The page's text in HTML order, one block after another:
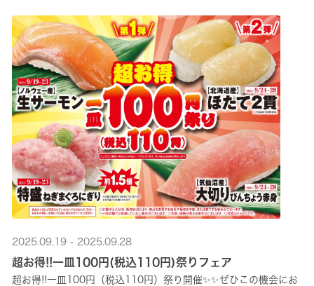
2025.09.19 - 2025.09.28
超お得!!一皿100円(税込110円)祭りフェア
超お得!!一皿100円（税込110円）祭り開催✨✨ぜひこの機会にお